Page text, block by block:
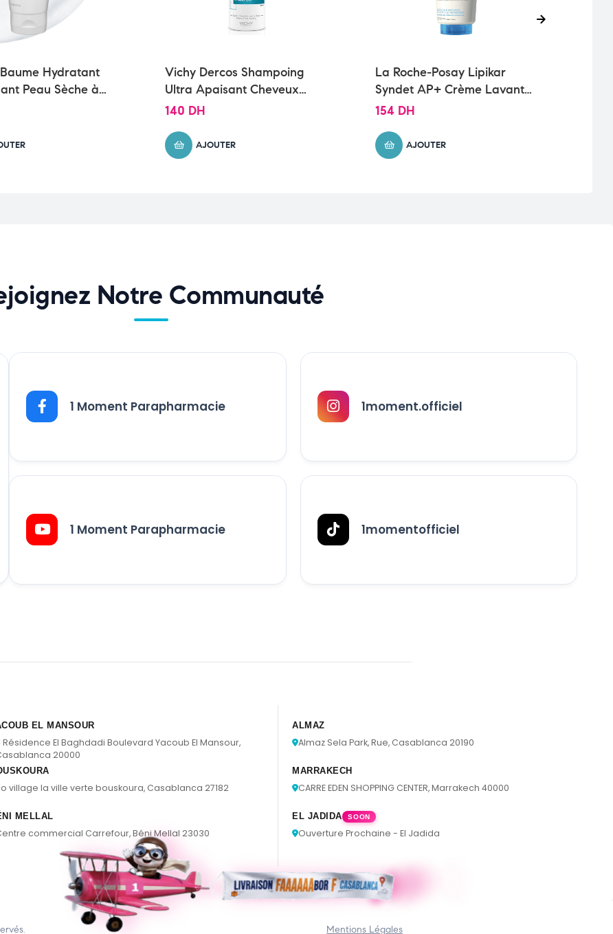
Hydratant
Peau Sèche à
| 177ml
Vichy Dercos Shampoing
Ultra Apaisant Cheveux
Secs | 200ml
140 DH
AJOUTER
La Roche-Posay Lipikar
Syndet AP+ Crème Lavante
Peau Sèche et Eczéma
154 DH
AJOUTER
Notre Communauté
1 Moment Parapharmacie 1moment.officiel
1 Moment Parapharmacie 1momentofficiel
EL MANSOUR
Résidence El Baghdadi Boulevard Yacoub El Mansour,
20000
village la ville verte bouskoura, Casablanca 27182
MELLAL
commercial Carrefour, Béni Mellal 23030
ALMAZ
Almaz Sela Park, Rue, Casablanca 20190
MARRAKECH
CARRE EDEN SHOPPING CENTER, Marrakech 40000
EL JADIDA SOON
Ouverture Prochaine - El Jadida
Mentions Légales